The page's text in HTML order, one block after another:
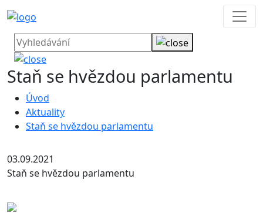
Staň se hvězdou parlamentu
Úvod
Aktuality
Staň se hvězdou parlamentu
03.09.2021
Staň se hvězdou parlamentu